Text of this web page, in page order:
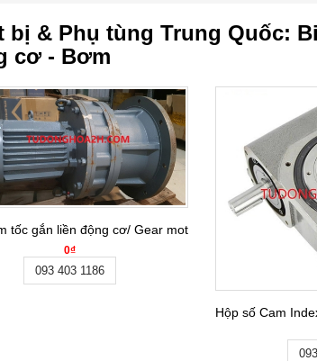
bị & Phụ tùng Trung Quốc:
cơ - Bơm
tốc gắn liền động cơ/ Gear motor BLY27-59-3KW
0₫
093 403 1186
Hộp số Cam